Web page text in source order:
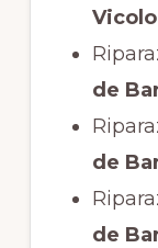
de
de
de